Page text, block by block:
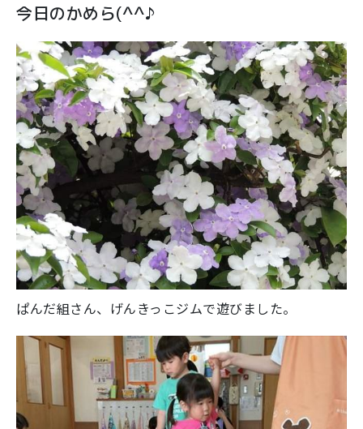
今日のかめら(^^♪
ぱんだ組さん、げんきっこジムで遊びました。